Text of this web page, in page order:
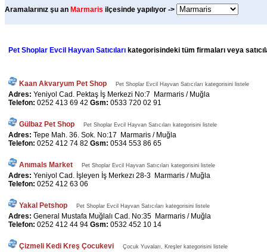
Aramalarınız şu an Marmaris ilçesinde yapılıyor ->
Pet Shoplar Evcil Hayvan Satıcıları kategorisindeki tüm firmaları veya
Kaan Akvaryum Pet Shop Pet Shoplar Evcil Hayvan Satıcıları kategorisini listele
Adres: Yeniyol Cad. Pektaş İş Merkezi No:7 Marmaris / Muğla
Telefon: 0252 413 69 42 Gsm: 0533 720 02 91
Gülbaz Pet Shop Pet Shoplar Evcil Hayvan Satıcıları kategorisini listele
Adres: Tepe Mah. 36. Sok. No:17 Marmaris / Muğla
Telefon: 0252 412 74 82 Gsm: 0534 553 86 65
Anımals Market Pet Shoplar Evcil Hayvan Satıcıları kategorisini listele
Adres: Yeniyol Cad. İşleyen İş Merkezı 28-3 Marmaris / Muğla
Telefon: 0252 412 63 06
Yakal Petshop Pet Shoplar Evcil Hayvan Satıcıları kategorisini listele
Adres: General Mustafa Muğlalı Cad. No:35 Marmaris / Muğla
Telefon: 0252 412 44 94 Gsm: 0532 452 10 14
Çizmeli Kedi Kreş Çocukevi Çocuk Yuvaları, Kreşler kategorisini listele